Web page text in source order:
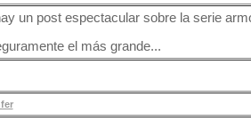
un post espectacular sobre la serie
el más grande...